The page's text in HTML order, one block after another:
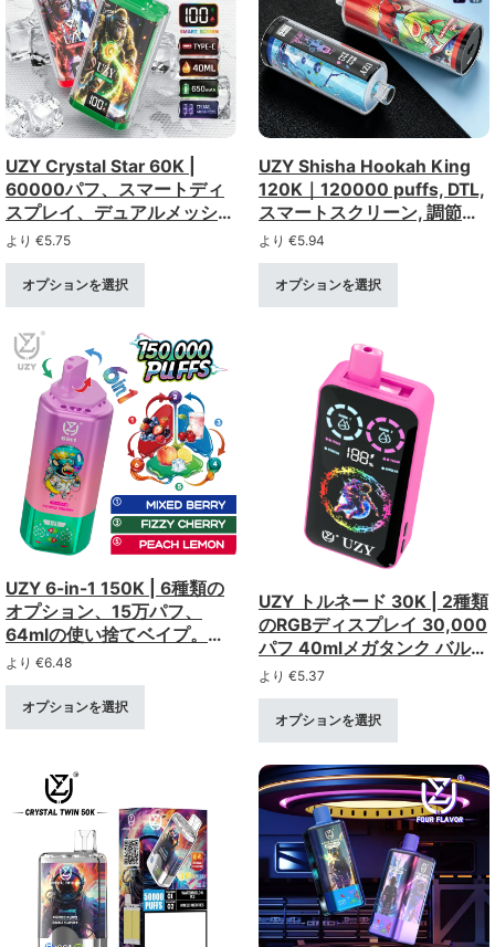
UZY Crystal Star 60K |
60000パフ、スマートディ
スプレイ、デュアルメッシュ
コイル、12種類のオプショ
ン、まとめ買い用使い捨てベ
イプ
より €5.75
オプションを選択
UZY Shisha Hookah King
120K｜120000 puffs, DTL,
スマートスクリーン, 調節可
能なエアフロー, バルク使い
捨てVAPE
より €5.94
オプションを選択
UZY 6-in-1 150K | 6種類の
オプション、15万パフ、
64mlの使い捨てベイプ。ス
マートスクリーンと4重メッ
シュコイル搭載
より €6.48
オプションを選択
UZY トルネード 30K | 2種類
のRGBディスプレイ 30,000
パフ 40mlメガタンク バルク
用使い捨てベイプ
より €5.37
オプションを選択